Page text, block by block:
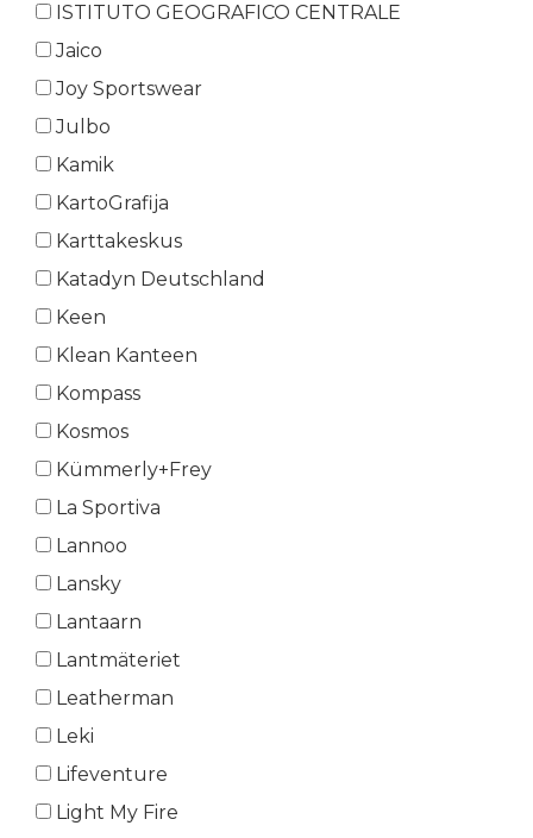
ISTITUTO GEOGRAFICO CENTRALE
Jaico
Joy Sportswear
Julbo
Kamik
KartoGrafija
Karttakeskus
Katadyn Deutschland
Keen
Klean Kanteen
Kompass
Kosmos
Kümmerly+Frey
La Sportiva
Lannoo
Lansky
Lantaarn
Lantmäteriet
Leatherman
Leki
Lifeventure
Light My Fire